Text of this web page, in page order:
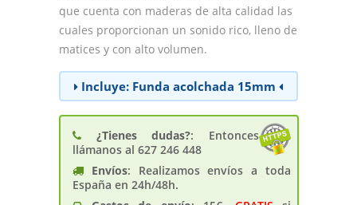
que cuenta con maderas de alta calidad las
cuales proporcionan un sonido rico, lleno de
matices y con alto volumen.
Incluye: Funda acolchada 15mm
¿Tienes dudas?: Entonces
llámanos al 627 246 448
Envíos: Realizamos envíos a toda
España en 24h/48h.